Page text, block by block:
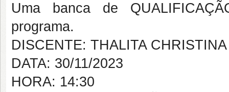
Uma banca de
programa.
DISCENTE: THALITA
DATA: 30/11/2023
HORA: 14:30